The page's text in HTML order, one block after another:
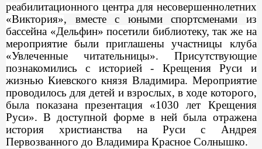
реабилитационного центра для несовершеннолетних
«Виктория», вместе с юными спортсменами из
бассейна «Дельфин» посетили библиотеку, так же на
мероприятие были приглашены участницы клуба
«Увлеченные читательницы». Присутствующие
познакомились с историей - Крещения Руси и
жизнью Киевского князя Владимира. Мероприятие
проводилось для детей и взрослых, в ходе которого,
была показана презентация «1030 лет Крещения
Руси». В доступной форме в ней была отражена
история христианства на Руси с Андрея
Первозванного до Владимира Красное Солнышко.